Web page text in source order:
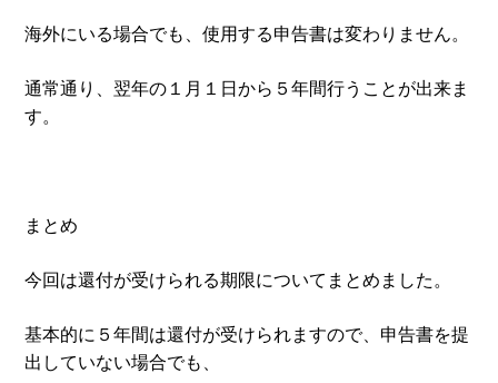
海外にいる場合でも、使用する申告書は変わりません。
通常通り、翌年の１月１日から５年間行うことが出来ま
す。
まとめ
今回は還付が受けられる期限についてまとめました。
基本的に５年間は還付が受けられますので、申告書を提
出していない場合でも、